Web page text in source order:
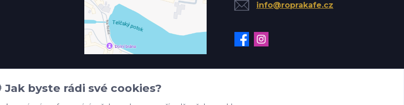
info@roprakafe.cz
Jak byste rádi své cookies?